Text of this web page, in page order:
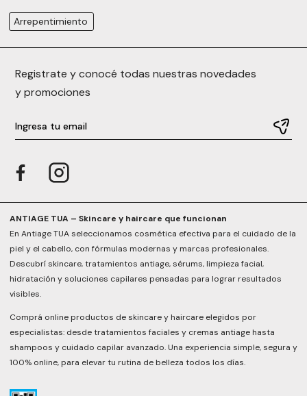
Arrepentimiento
Registrate y conocé todas nuestras novedades
y promociones
ANTIAGE TUA – Skincare y haircare que funcionan
En Antiage TUA seleccionamos cosmética efectiva para el cuidado de la
piel y el cabello, con fórmulas modernas y marcas profesionales.
Descubrí skincare, tratamientos antiage, sérums, limpieza facial,
hidratación y soluciones capilares pensadas para lograr resultados
visibles.
Comprá online productos de skincare y haircare elegidos por
especialistas: desde tratamientos faciales y cremas antiage hasta
shampoos y cuidado capilar avanzado. Una experiencia simple, segura y
100% online, para elevar tu rutina de belleza todos los días.